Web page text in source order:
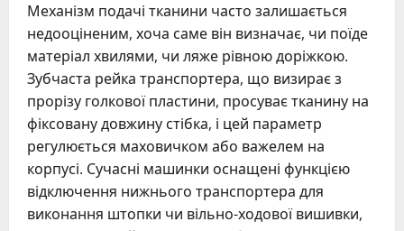
Механізм подачі тканини часто залишається
недооціненим, хоча саме він визначає, чи поїде
матеріал хвилями, чи ляже рівною доріжкою.
Зубчаста рейка транспортера, що визирає з
прорізу голкової пластини, просуває тканину на
фіксовану довжину стібка, і цей параметр
регулюється маховичком або важелем на
корпусі. Сучасні машинки оснащені функцією
відключення нижнього транспортера для
виконання штопки чи вільно-ходової вишивки,